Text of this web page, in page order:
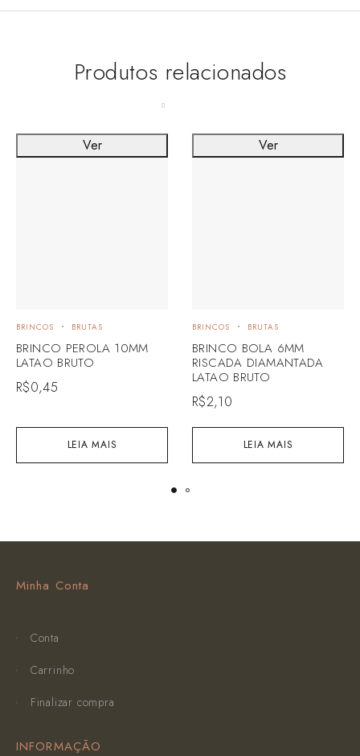
Produtos relacionados
LEIA MAIS
BRINCOS BRUTAS
BRINCO PEROLA 10MM
LATAO BRUTO
R$0,45
Ver
LEIA MAIS
BRINCOS BRUTAS
BRINCO BOLA 6MM
RISCADA DIAMANTADA
LATAO BRUTO
R$2,10
Ver
Minha Conta
Conta
Carrinho
Finalizar compra
INFORMAÇÃO